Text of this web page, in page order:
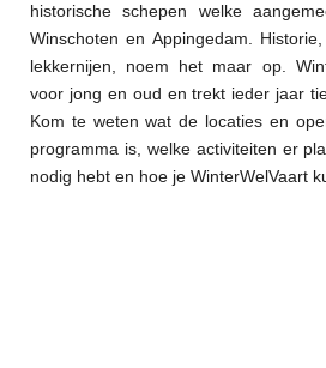
historische schepen welke
Winschoten en Appingedam.
lekkernijen, noem het maar op.
voor jong en oud en trekt ieder jaar
Kom te weten wat de locaties en
programma is, welke activiteiten er
nodig hebt en hoe je WinterWelVaart